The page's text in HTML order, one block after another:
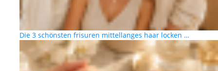
Die 3 schönsten frisuren mittellanges haar locken …